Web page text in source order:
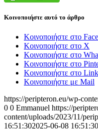
Κοινοποιήστε αυτό το άρθρο
Κοινοποιήστε στο
Κοινοποιήστε στο X
Κοινοποιήστε στο
Κοινοποιήστε στο
Κοινοποιήστε στο
Κοινοποιήστε με Mail
https://peripteron.eu/wp-
0 0 Emmanuel https://
content/uploads/2023/11/
16:51:302025-06-08 16:51:30